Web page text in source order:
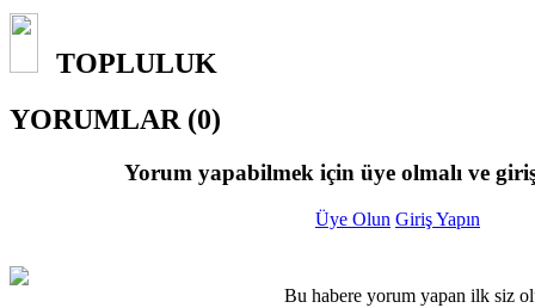
TOPLULUK
YORUMLAR (0)
Yorum yapabilmek için üye olmalı ve giriş
Üye Olun Giriş Yapın
Bu habere yorum yapan ilk siz